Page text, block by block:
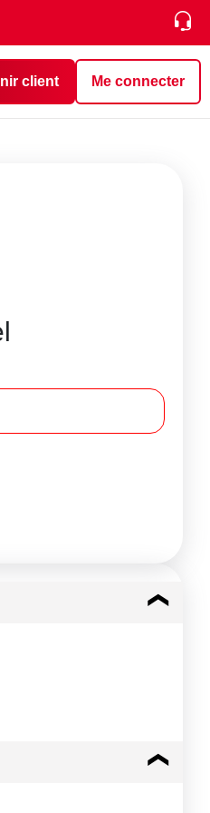
client Me connecter